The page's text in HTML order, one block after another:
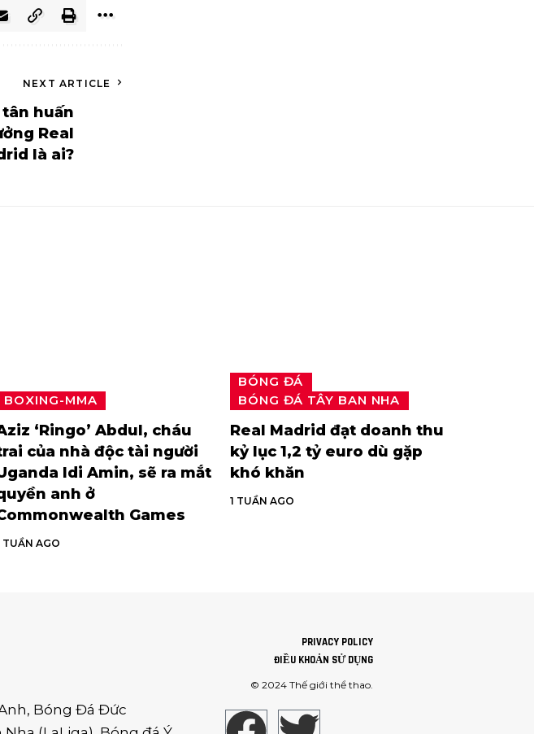
NEXT ARTICLE
huấn
Real
là ai?
BOXING-MMA
‘Ringo’ Abdul, cháu
của nhà độc tài người
Idi Amin, sẽ ra mắt
anh ở
Games
TUẦN AGO
BÓNG ĐÁ
BÓNG ĐÁ TÂY BAN NHA
Real Madrid đạt doanh thu
kỷ lục 1,2 tỷ euro dù gặp
khó khăn
1 TUẦN AGO
, Bóng Đá Đức
PRIVACY POLICY
ĐIỀU KHOẢN SỬ DỤNG
© 2024Thế giới thể thao